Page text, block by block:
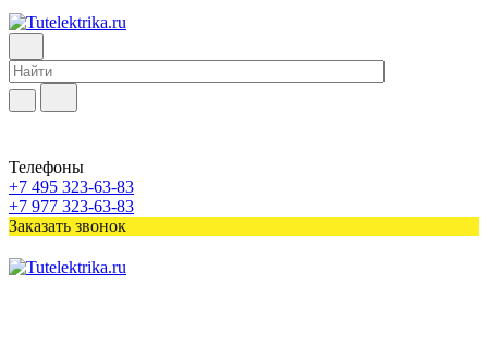
Телефоны
+7 495 323-63-83
+7 977 323-63-83
Заказать звонок